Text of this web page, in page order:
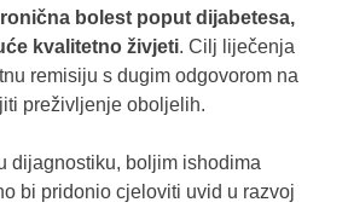
bolest poput dijabetesa,
kvalitetno živjeti. Cilj liječenja
remisiju s dugim odgovorom na
preživljenje oboljelih.
dijagnostiku, boljim ishodima
bi pridonio cjeloviti uvid u razvoj